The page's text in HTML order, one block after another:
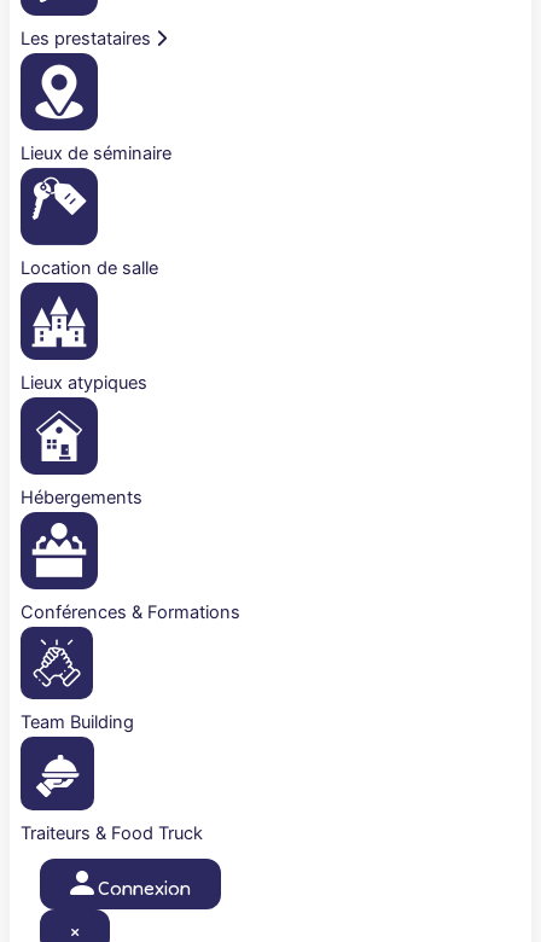
Les prestataires
Lieux de séminaire
Location de salle
Lieux atypiques
Hébergements
Conférences & Formations
Team Building
Traiteurs & Food Truck
Connexion
×